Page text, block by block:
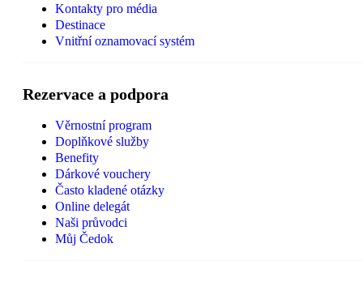
Kontakty pro média
Destinace
Vnitřní oznamovací systém
Rezervace a podpora
Věrnostní program
Doplňkové služby
Benefity
Dárkové vouchery
Často kladené otázky
Online delegát
Naši průvodci
Můj Čedok